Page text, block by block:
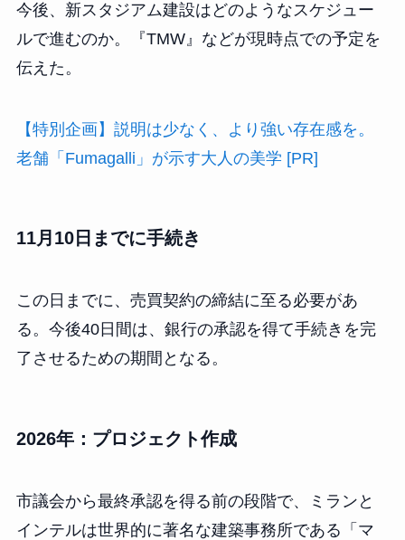
今後、新スタジアム建設はどのようなスケジュー
ルで進むのか。『TMW』などが現時点での予定を
伝えた。
【特別企画】説明は少なく、より強い存在感を。
老舗「Fumagalli」が示す大人の美学 [PR]
11月10日までに手続き
この日までに、売買契約の締結に至る必要があ
る。今後40日間は、銀行の承認を得て手続きを完
了させるための期間となる。
2026年：プロジェクト作成
市議会から最終承認を得る前の段階で、ミランと
インテルは世界的に著名な建築事務所である「マ